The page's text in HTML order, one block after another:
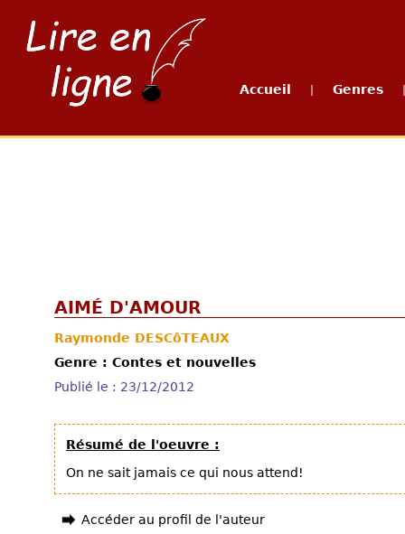
Accueil Genres
AIMÉ D'AMOUR
Raymonde DESCôTEAUX
Genre : Contes et nouvelles
Publié le : 23/12/2012
Résumé de l'oeuvre :
On ne sait jamais ce qui nous attend!
Accéder au profil de l'auteur